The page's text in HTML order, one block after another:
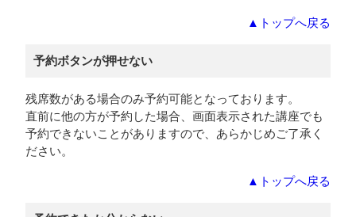
▲トップへ戻る
予約ボタンが押せない
残席数がある場合のみ予約可能となっております。
直前に他の方が予約した場合、画面表示された講座でも
予約できないことがありますので、あらかじめご了承く
ださい。
▲トップへ戻る